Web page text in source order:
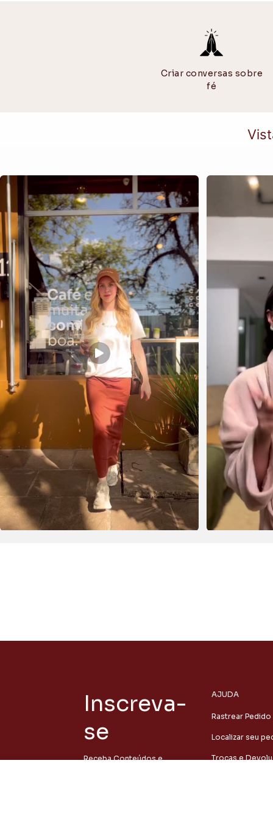
Criar conversas sobre
fé
Inscreva-
se
Receba Conteúdos e
AJUDA
Rastrear Pedido
Localizar seu
Trocas e